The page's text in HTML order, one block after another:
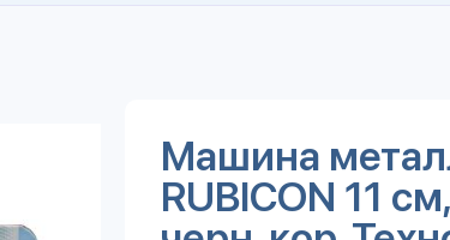
Машина
RUBICON 11